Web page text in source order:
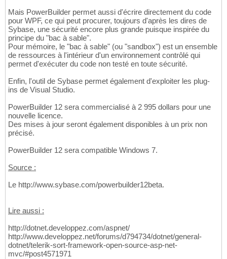
Mais PowerBuilder permet aussi d'écrire directement du code
pour WPF, ce qui peut procurer, toujours d'après les dires de
Sybase, une sécurité encore plus grande puisque inspirée du
principe du "bac à sable".
Pour mémoire, le "bac à sable" (ou "sandbox") est un ensemble
de ressources à l'intérieur d'un environnement contrôlé qui
permet d'exécuter du code non testé en toute sécurité.
Enfin, l'outil de Sybase permet également d'exploiter les plug-
ins de Visual Studio.
PowerBuilder 12 sera commercialisé à 2 995 dollars pour une
nouvelle licence.
Des mises à jour seront également disponibles à un prix non
précisé.
PowerBuilder 12 sera compatible Windows 7.
Source :
Le http://www.sybase.com/powerbuilder12beta.
Lire aussi :
http://dotnet.developpez.com/aspnet/
http://www.developpez.net/forums/d794734/dotnet/general-
dotnet/telerik-sort-framework-open-source-asp-net-
mvc/#post4571971